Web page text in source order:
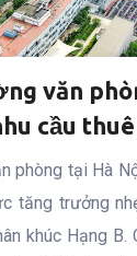
văn
cầu
phòng tại Hà
tăng trưởng
khúc Hạng B.